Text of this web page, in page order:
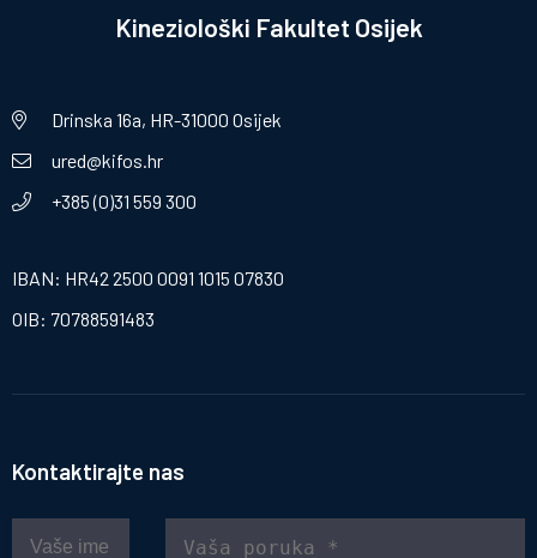
Kineziološki Fakultet Osijek
Drinska 16a, HR-31000 Osijek
ured@kifos.hr
+385 (0)31 559 300
IBAN: HR42 2500 0091 1015 07830
OIB: 70788591483
Kontaktirajte nas